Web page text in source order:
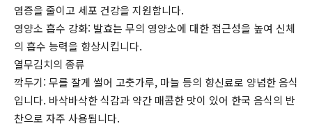
염증을 줄이고 세포 건강을 지원합니다.
영양소 흡수 강화: 발효는 무의 영양소에 대한 접근성을 높여 신체
의 흡수 능력을 향상시킵니다.
열무김치의 종류
깍두기: 무를 잘게 썰어 고춧가루, 마늘 등의 향신료로 양념한 음식
입니다. 바삭바삭한 식감과 약간 매콤한 맛이 있어 한국 음식의 반
찬으로 자주 사용됩니다.